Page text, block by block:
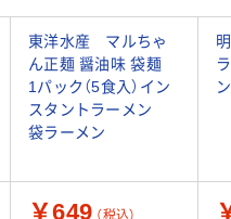
東洋水産 マルちゃ
ん正麺 醤油味 袋麺
1パック（5食入）イン
スタントラーメン
袋ラーメン
￥649